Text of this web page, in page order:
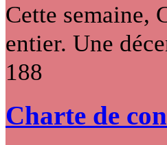
Cette semaine,
entier. Une
188
Charte de